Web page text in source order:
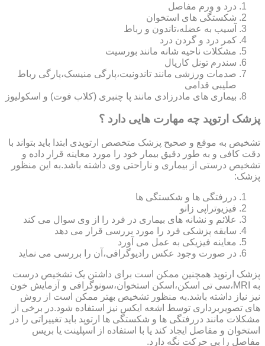
درد و ورم مفاصل
شکستگی های استخوان
آسیب به عضله،تاندون و رباط
کمر درد و گردن درد
مشکلات ناحیه شانه مانند بورسیت
سندرم تونل کارپال
صدمات ورزشی مانند تاندونیت،پارگی منیسک،پارگی رباط
صلیبی قدامی
بیماری های مادرزادی مانند پا چنبری (کلاب فوت) و اسکولیوز
پزشک ارتوپد چه مهارت هایی دارد ؟
تشخیص به موقع و صحیح پزشک متخصص ارتوپدی ابتدا باید بتواند با
دقت کافی و به طور دقیق بیمار خود را مورد معاینه قرار داده و
تشخیص درستی از بیماری و ناراحتی وی داشته باشد.به این منظور
پزشک:
دررفتگی ها و شکستگی ها
فیزیوتراپی زانو
علائم و نشانه های بیماری در فرد را از وی سوال می کند
سابقه پزشکی فرد را مورد بررسی قرار می دهد
معاینه فیزیکی به عمل می آورد
در صورت وجود عکس رادیوگرافی،آن را بررسی می‎ نماید
پزشک ارتوپد همچنین ممکن است برای داشتن یک تشخیص درست
به MRI،سی تی اسکن،اسکن استخوان،سونوگرافی و آزمایش خون
نیز نیاز داشته باشد.به منظور تشخیص بهتر ممکن است از روش
های تصویربرداری توسط اشعه ایکس نیز استفاده شود.در برخی از
مشکلات مانند دررفتگی ها و شکستگی ها ارتوپد باید تغییراتی را در
استخوان و مفاصل ایجاد کند یا با استفاده از اسپلینت یا بریس
مفاصل را بی حرکت نگه دارد.